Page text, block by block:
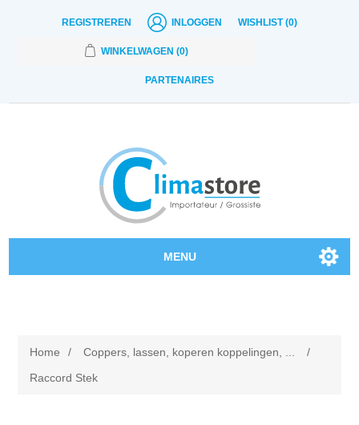
REGISTREREN INLOGGEN WISHLIST (0)
WINKELWAGEN (0)
PARTENAIRES
MENU
Home / Coppers, lassen, koperen koppelingen, ...
/
Raccord Stek